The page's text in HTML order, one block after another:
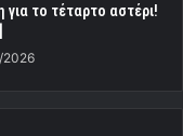
για το τέταρτο αστέρι!
2026